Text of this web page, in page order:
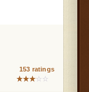
153 ratings